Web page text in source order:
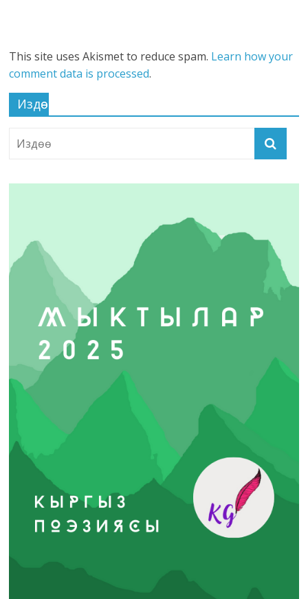
This site uses Akismet to reduce spam. Learn how your
comment data is processed.
Издөө